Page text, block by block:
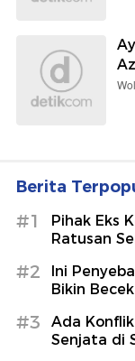
Berita
#1
Pihak Eks
Ratusan
#2
Ini
Bikin
#3
Ada
Senjata di